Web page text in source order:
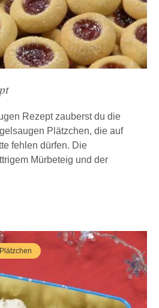
Rezept zauberst du die
Plätzchen, die auf
fehlen dürfen. Die
Mürbeteig und der